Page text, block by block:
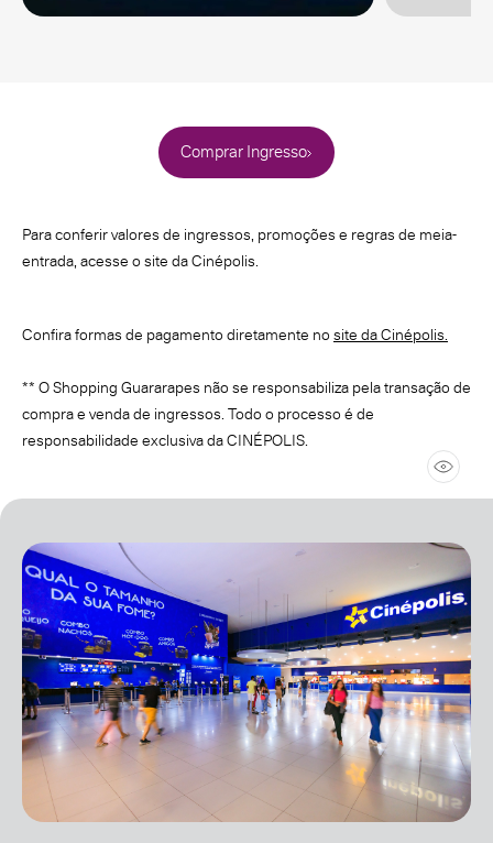
Comprar Ingresso
Para conferir valores de ingressos, promoções e regras de meia-
entrada, acesse o site da Cinépolis.
Confira formas de pagamento diretamente no site da Cinépolis.
** O Shopping Guararapes não se responsabiliza pela transação de
compra e venda de ingressos. Todo o processo é de
responsabilidade exclusiva da CINÉPOLIS.